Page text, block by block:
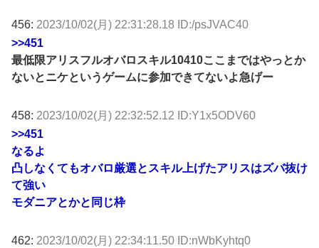
456: 2023/10/02(月) 22:31:28.18 ID:/psJVAC40
>>451
最低限アリスフルオバロスキル10410ここまではやっとか
ないとニケというゲームに参加できてないよ急げー
458: 2023/10/02(月) 22:32:52.12 ID:Y1x5ODV60
>>451
なるよ
凸しなくてもオバロ厳選とスキル上げたアリスはズバ抜け
て強い
モダニアとかと同じ枠
462: 2023/10/02(月) 22:34:11.50 ID:nWbKyhtq0